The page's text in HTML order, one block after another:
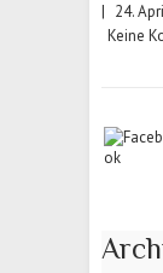
| 24.
Keine